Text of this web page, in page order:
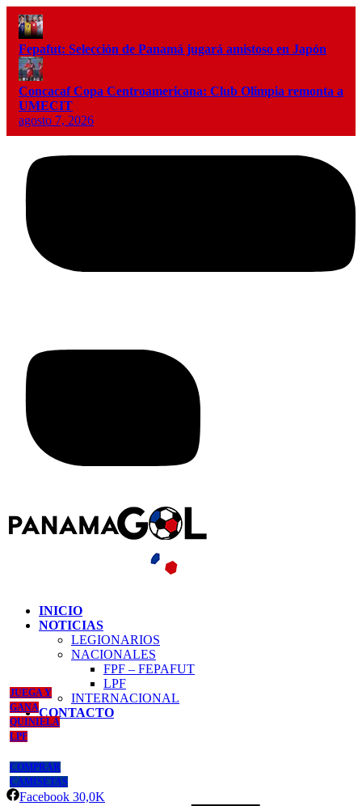
Fepafut: Selección de Panamá jugará amistoso en Japón
Concacaf Copa Centroamericana: Club Olimpia remonta a
UMECIT
agosto 7, 2026
INICIO
NOTICIAS
LEGIONARIOS
NACIONALES
FPF – FEPAFUT
LPF
INTERNACIONAL
CONTACTO
JUEGA Y
GANA
QUINIELA
LPF
COMPRAR
CAMISETAS
Facebook 30,0K